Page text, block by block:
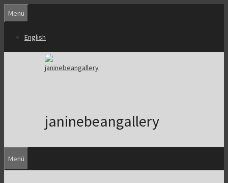
Zum
Inhalt
Menu
English
janinebeangallery
Menü